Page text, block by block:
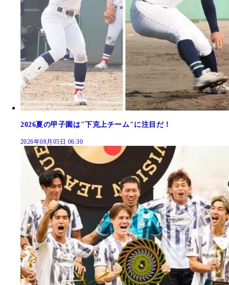
2026夏の甲子園は"下克上チーム"に注目だ！
2026年08月05日 06:30